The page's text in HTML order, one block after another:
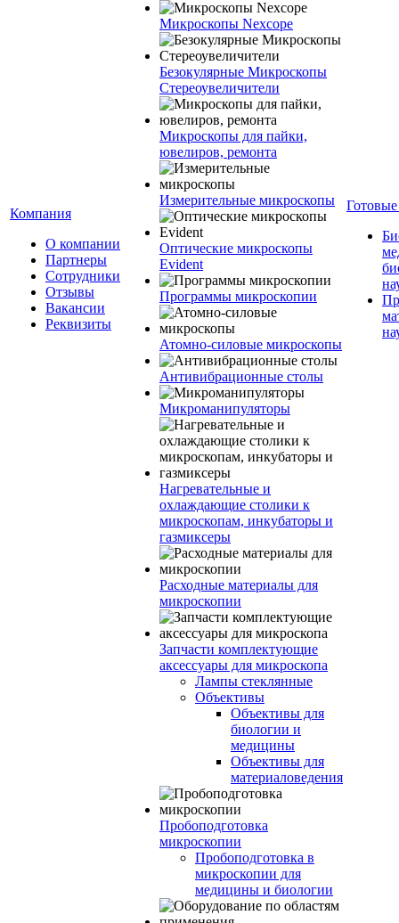
Компания
О компании
Партнеры
Сотрудники
Отзывы
Вакансии
Реквизиты
Микроскопы Nexcope
Безокулярные Микроскопы
Стереоувеличители
Микроскопы для пайки,
ювелиров, ремонта
Измерительные микроскопы
Оптические микроскопы
Evident
Программы микроскопии
Атомно-силовые микроскопы
Антивибрационные столы
Микроманипуляторы
Нагревательные и
охлаждающие столики к
микроскопам, инкубаторы и
газмиксеры
Расходные материалы для
микроскопии
Запчасти комплектующие
аксессуары для микроскопа
Лампы стеклянные
Объективы
Объективы для
биологии и
медицины
Объективы для
материаловедения
Пробоподготовка
микроскопии
Пробоподготовка в
микроскопии для
медицины и биологии